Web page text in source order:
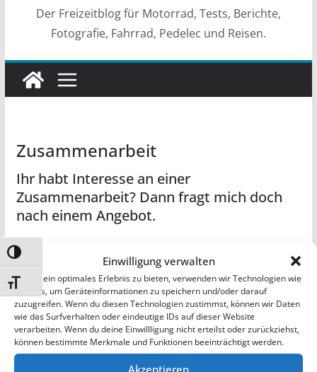
Einwilligung verwalten
Um dir ein optimales Erlebnis zu bieten, verwenden wir Technologien wie
Cookies, um Geräteinformationen zu speichern und/oder darauf
zuzugreifen. Wenn du diesen Technologien zustimmst, können wir Daten
wie das Surfverhalten oder eindeutige IDs auf dieser Website
verarbeiten. Wenn du deine Einwillligung nicht erteilst oder zurückziehst,
können bestimmte Merkmale und Funktionen beeinträchtigt werden.
Akzeptieren
Umschalten auf hohe Kontraste
Schrift vergrößern
Der Freizeitblog für Motorrad, Tests, Berichte,
Fotografie, Fahrrad, Pedelec und Reisen.
Zusammenarbeit
Ihr habt Interesse an einer
Zusammenarbeit? Dann fragt mich doch
nach einem Angebot.
Zusammenarbeit:
– Produkttest eines von dir/ euch zur Verfügung gestellten
Artikels. (Nach Rücksprache/ Artikel muss zu uns passen)
Hier ein paar Beispiele.
– Wir bewerten nach unserer Meinung. Sind also frei und
unabhängig.
– Eine Vorstellung euer Firma bei uns mit Bildern/ Video.